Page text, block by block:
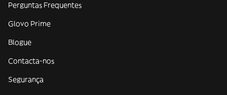
Perguntas Frequentes
Glovo Prime
Blogue
Contacta-nos
Segurança